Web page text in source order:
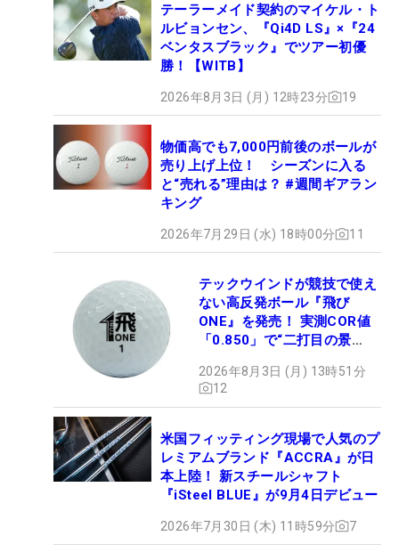
テーラーメイド契約のマイケル・ト
ルビョンセン、『Qi4D LS』×『24
ベンタスブラック』でツアー初優
勝！【WITB】
2026年8月3日 (月) 12時23分 19
物価高でも7,000円前後のボールが
売り上げ上位！ シーズンに入る
と“売れる”理由は？ #週間ギアラン
キング
2026年7月29日 (水) 18時00分 11
テックウインドが競技で使え
ない高反発ボール『飛び
ONE』を発売！ 実測COR値
「0.850」で“二打目の景
2026年8月3日 (月) 13時51分
12
米国フィッティング現場で人気のプ
レミアムブランド『ACCRA』が日
本上陸！ 新スチールシャフト
『iSteel BLUE』が9月4日デビュー
2026年7月30日 (木) 11時59分 7